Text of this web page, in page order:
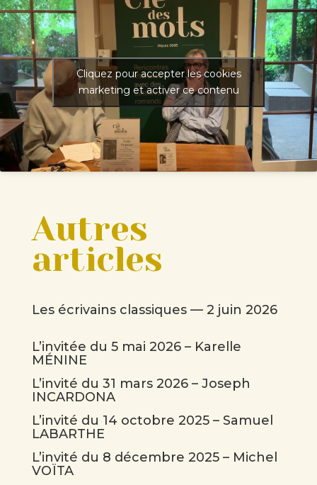
Cliquez pour accepter les cookies
marketing et activer ce contenu
Autres
articles
Les écrivains classiques — 2 juin 2026
L’invitée du 5 mai 2026 – Karelle
MÉNINE
L’invité du 31 mars 2026 – Joseph
INCARDONA
L’invité du 14 octobre 2025 – Samuel
LABARTHE
L’invité du 8 décembre 2025 – Michel
VOÏTA